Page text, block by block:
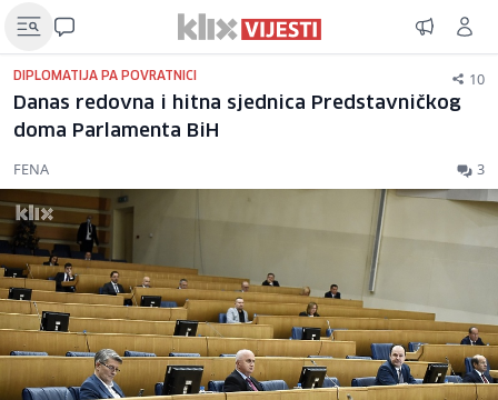
DIPLOMATIJA PA POVRATNICI 10
Danas redovna i hitna sjednica Predstavničkog
doma Parlamenta BiH
FENA 3